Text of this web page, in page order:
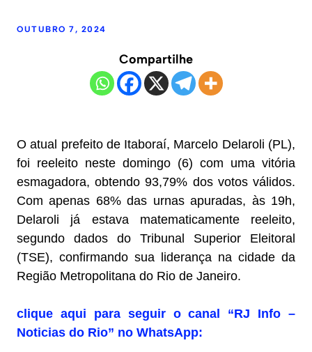
OUTUBRO 7, 2024
Compartilhe
O atual prefeito de Itaboraí, Marcelo Delaroli (PL),
foi reeleito neste domingo (6) com uma vitória
esmagadora, obtendo 93,79% dos votos válidos.
Com apenas 68% das urnas apuradas, às 19h,
Delaroli já estava matematicamente reeleito,
segundo dados do Tribunal Superior Eleitoral
(TSE), confirmando sua liderança na cidade da
Região Metropolitana do Rio de Janeiro.
clique aqui para seguir o canal “RJ Info –
Noticias do Rio” no WhatsApp: